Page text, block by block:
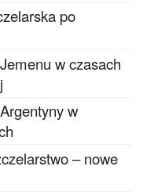
po
w czasach
w
– nowe